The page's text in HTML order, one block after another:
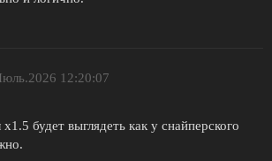
12:20:07
будет выглядеть как у снайперского